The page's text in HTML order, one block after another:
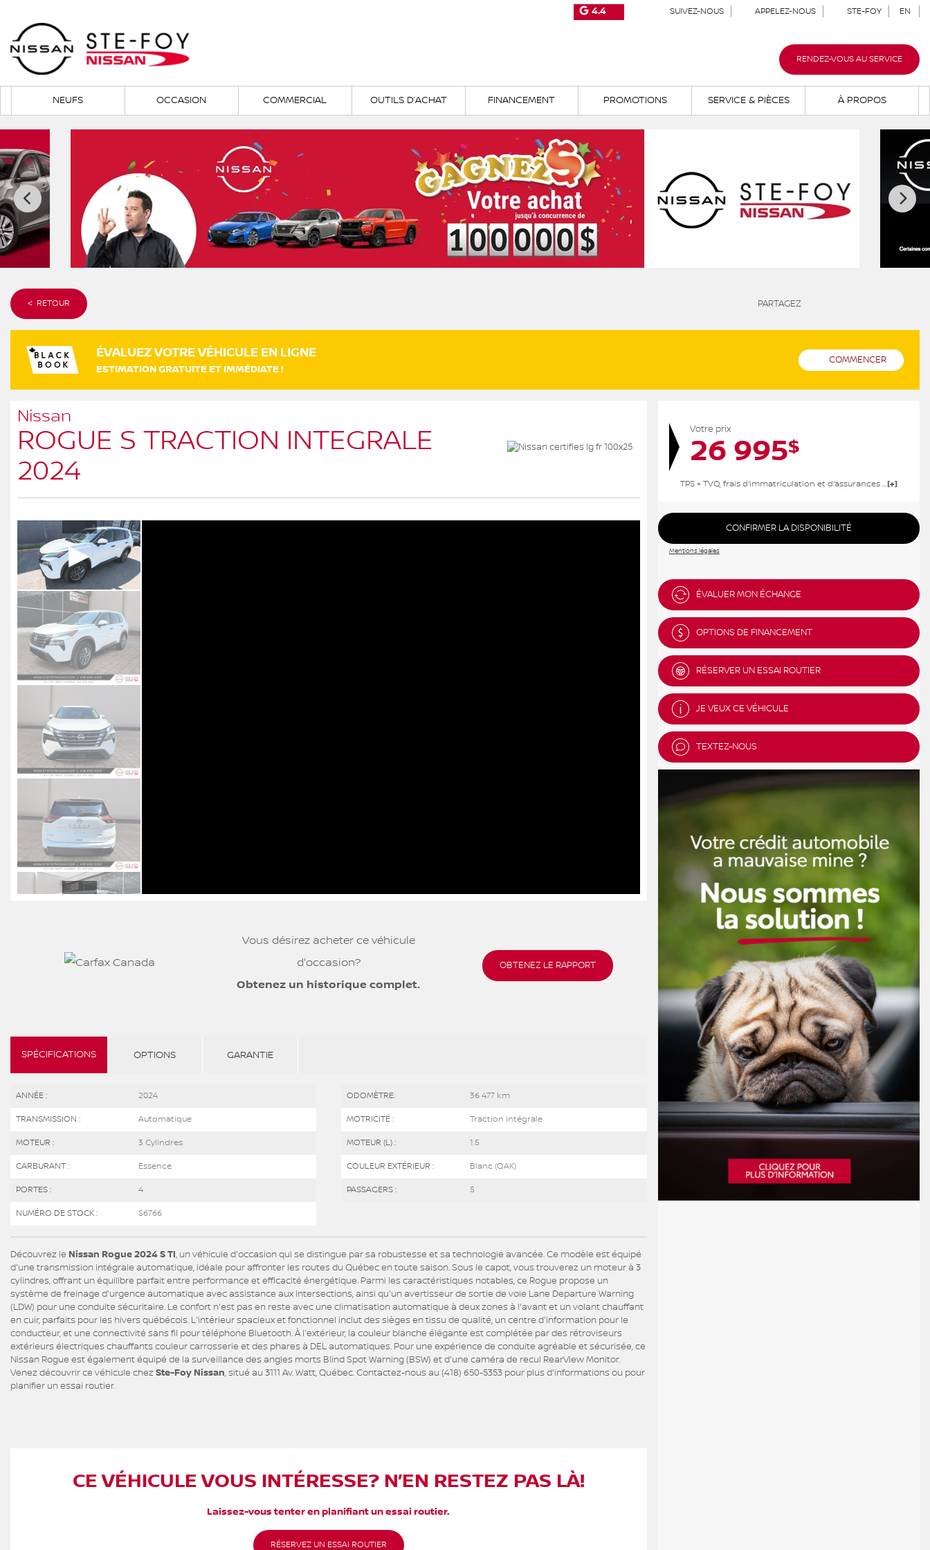
4.4 SUIVEZ-NOUS APPELEZ-NOUS STE-FOY EN
RENDEZ-VOUS AU SERVICE
NEUFS OCCASION COMMERCIAL OUTILS D’ACHAT FINANCEMENT PROMOTIONS SERVICE & PIÈCES À PROPOS
< RETOUR PARTAGEZ
ÉVALUEZ VOTRE VÉHICULE EN LIGNE
ESTIMATION GRATUITE ET IMMÉDIATE !
COMMENCER
Nissan
ROGUE S TRACTION INTEGRALE
2024
▶
Vous désirez acheter ce véhicule
d'occasion?
Obtenez un historique complet.
OBTENEZ LE RAPPORT
SPÉCIFICATIONS OPTIONS GARANTIE
ANNÉE : 2024 ODOMÈTRE: 36 477 km
TRANSMISSION : Automatique MOTRICITÉ : Traction intégrale
MOTEUR : 3 Cylindres MOTEUR (L) : 1.5
CARBURANT : Essence COULEUR EXTÉRIEUR : Blanc (QAK)
PORTES : 4 PASSAGERS : 5
NUMÉRO DE STOCK : S6766
Découvrez le Nissan Rogue 2024 S TI, un véhicule d'occasion qui se distingue par sa robustesse et sa technologie avancée. Ce modèle est équipé
d'une transmission intégrale automatique, idéale pour affronter les routes du Québec en toute saison. Sous le capot, vous trouverez un moteur à 3
cylindres, offrant un équilibre parfait entre performance et efficacité énergétique. Parmi les caractéristiques notables, ce Rogue propose un
système de freinage d'urgence automatique avec assistance aux intersections, ainsi qu'un avertisseur de sortie de voie Lane Departure Warning
(LDW) pour une conduite sécuritaire. Le confort n'est pas en reste avec une climatisation automatique à deux zones à l'avant et un volant chauffant
en cuir, parfaits pour les hivers québécois. L'intérieur spacieux et fonctionnel inclut des sièges en tissu de qualité, un centre d'information pour le
conducteur, et une connectivité sans fil pour téléphone Bluetooth. À l'extérieur, la couleur blanche élégante est complétée par des rétroviseurs
extérieurs électriques chauffants couleur carrosserie et des phares à DEL automatiques. Pour une expérience de conduite agréable et sécurisée, ce
Nissan Rogue est également équipé de la surveillance des angles morts Blind Spot Warning (BSW) et d'une caméra de recul RearView Monitor.
Venez découvrir ce véhicule chez Ste-Foy Nissan, situé au 3111 Av. Watt, Québec. Contactez-nous au (418) 650-5353 pour plus d'informations ou pour
planifier un essai routier.
CE VÉHICULE VOUS INTÉRESSE? N’EN RESTEZ PAS LÀ!
Laissez-vous tenter en planifiant un essai routier.
RÉSERVEZ UN ESSAI ROUTIER
Votre prix
26 995$
TPS + TVQ, frais d'immatriculation et d'assurances non inclus.
CONFIRMER LA DISPONIBILITÉ
Mentions légales
ÉVALUER MON ÉCHANGE
OPTIONS DE FINANCEMENT
RÉSERVER UN ESSAI ROUTIER
JE VEUX CE VÉHICULE
TEXTEZ-NOUS